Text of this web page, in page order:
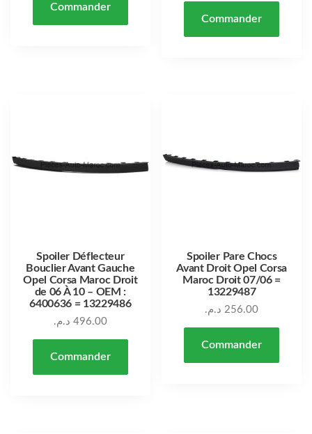
Commander
Commander
Spoiler Déflecteur
Bouclier Avant Gauche
Opel Corsa Maroc Droit
de 06 À 10 – OEM :
6400636 = 13229486
496.00 د.م.
Commander
Spoiler Pare Chocs
Avant Droit Opel Corsa
Maroc Droit 07/06 =
13229487
256.00 د.م.
Commander